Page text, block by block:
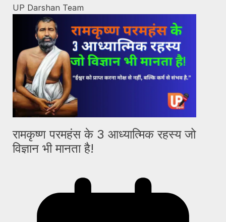
UP Darshan Team
रामकृष्ण परमहंस के 3 आध्यात्मिक रहस्य जो
विज्ञान भी मानता है!